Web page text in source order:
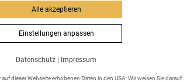
& Informationen
Alle akzeptieren
Einstellungen anpassen
Datenschutz Impressum
dieser Webseite erhobenen Daten in den USA: Wir weisen Sie darauf